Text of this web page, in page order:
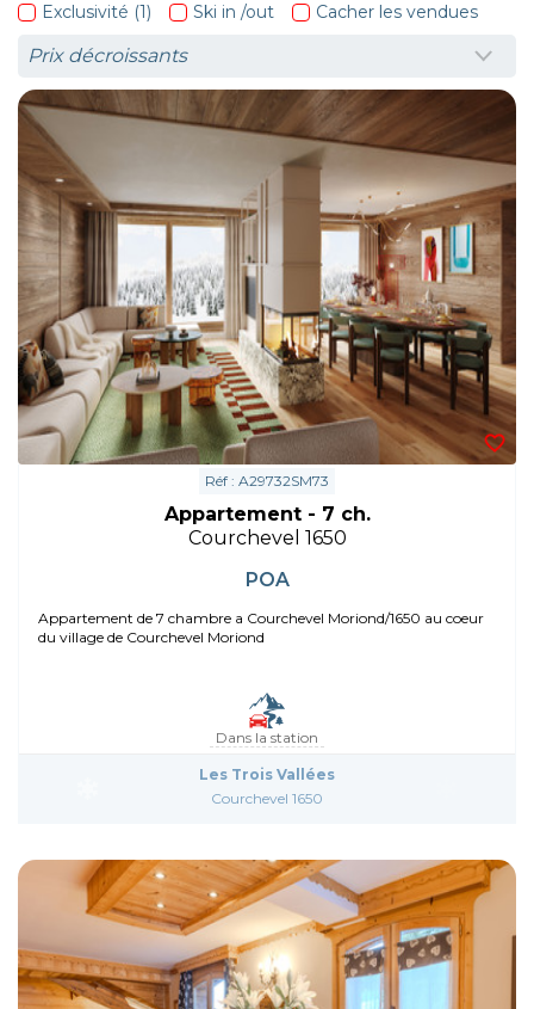
Exclusivité (1) Ski in /out Cacher les vendues
Réf : A29732SM73
Appartement - 7 ch.
Courchevel 1650
POA
Appartement de 7 chambre a Courchevel Moriond/1650 au coeur
du village de Courchevel Moriond
Dans la station
Les Trois Vallées
Courchevel 1650